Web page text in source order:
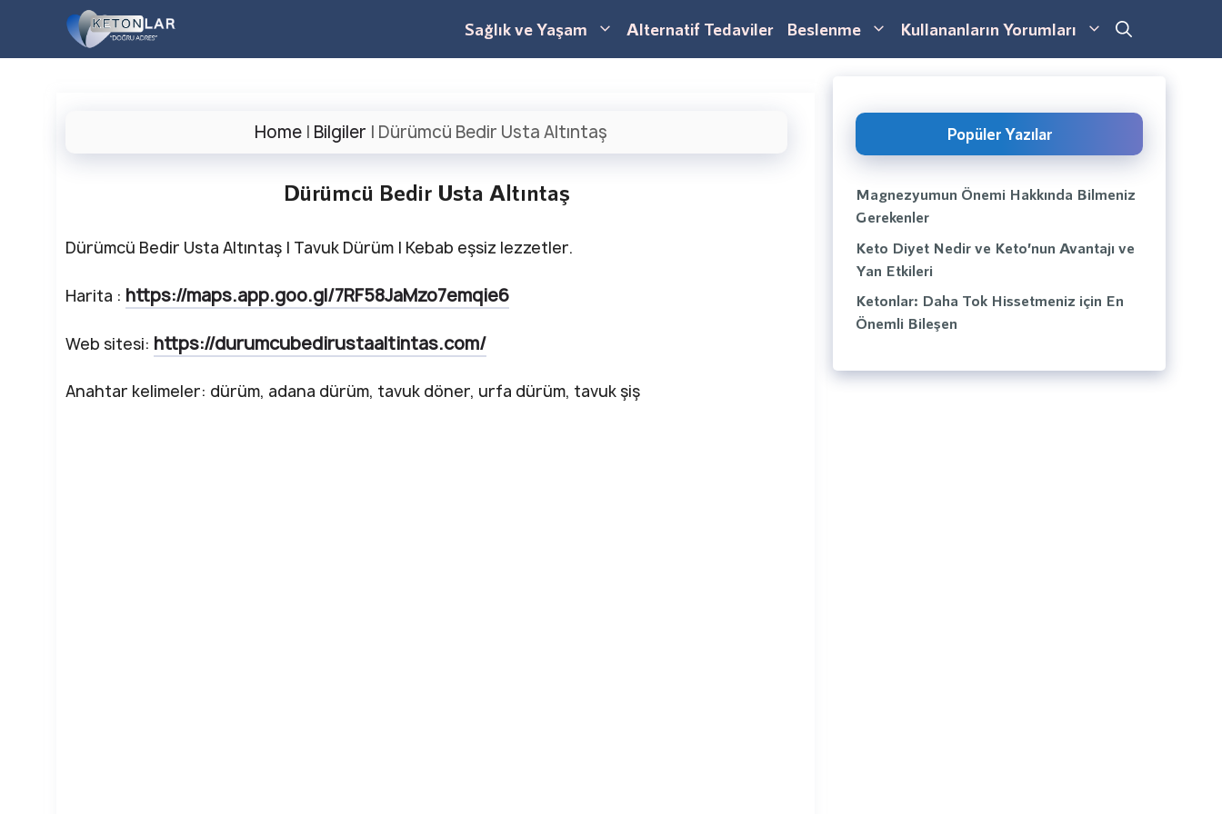
Sağlık ve Yaşam Alternatif Tedaviler Beslenme Kullananların Yorumları
Home | Bilgiler | Dürümcü Bedir Usta Altıntaş
Dürümcü Bedir Usta Altıntaş
Dürümcü Bedir Usta Altıntaş | Tavuk Dürüm | Kebab eşsiz lezzetler.
Harita : https://maps.app.goo.gl/7RF58JaMzo7emqie6
Web sitesi: https://durumcubedirustaaltintas.com/
Anahtar kelimeler: dürüm, adana dürüm, tavuk döner, urfa dürüm, tavuk şiş
Popüler Yazılar
Magnezyumun Önemi Hakkında Bilmeniz
Gerekenler
Keto Diyet Nedir ve Keto’nun Avantajı ve
Yan Etkileri
Ketonlar: Daha Tok Hissetmeniz için En
Önemli Bileşen